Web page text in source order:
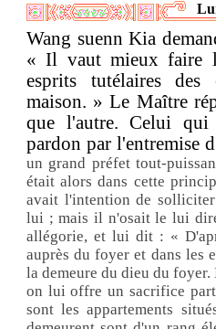
Wang suenn Kia
« Il vaut mieux faire
esprits tutélaires
maison. » Le Maître
que l'autre. Celui qui
pardon par l'entremise
un grand préfet tout-
était alors dans cette
avait l'intention de
lui ; mais il n'osait le lui
allégorie, et lui dit : «
auprès du foyer et dans les
la demeure du dieu du
on lui offre un sacrifice
sont les appartements